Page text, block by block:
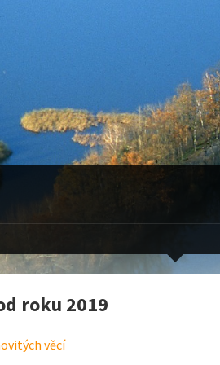
roku 2019
věcí